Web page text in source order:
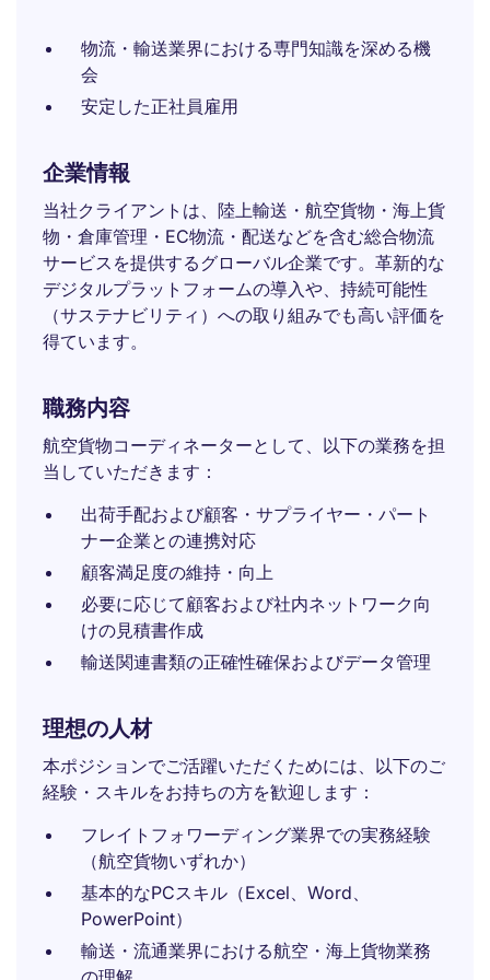
物流・輸送業界における専門知識を深める機
会
安定した正社員雇用
企業情報
当社クライアントは、陸上輸送・航空貨物・海上貨
物・倉庫管理・EC物流・配送などを含む総合物流
サービスを提供するグローバル企業です。革新的な
デジタルプラットフォームの導入や、持続可能性
（サステナビリティ）への取り組みでも高い評価を
得ています。
職務内容
航空貨物コーディネーターとして、以下の業務を担
当していただきます：
出荷手配および顧客・サプライヤー・パート
ナー企業との連携対応
顧客満足度の維持・向上
必要に応じて顧客および社内ネットワーク向
けの見積書作成
輸送関連書類の正確性確保およびデータ管理
理想の人材
本ポジションでご活躍いただくためには、以下のご
経験・スキルをお持ちの方を歓迎します：
フレイトフォワーディング業界での実務経験
（航空貨物いずれか）
基本的なPCスキル（Excel、Word、
PowerPoint）
輸送・流通業界における航空・海上貨物業務